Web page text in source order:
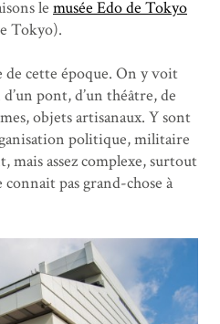
le musée Edo de Tokyo
Tokyo).
de cette époque. On y voit
pont, d’un théâtre, de
objets artisanaux. Y sont
politique, militaire
mais assez complexe, surtout
pas grand-chose à